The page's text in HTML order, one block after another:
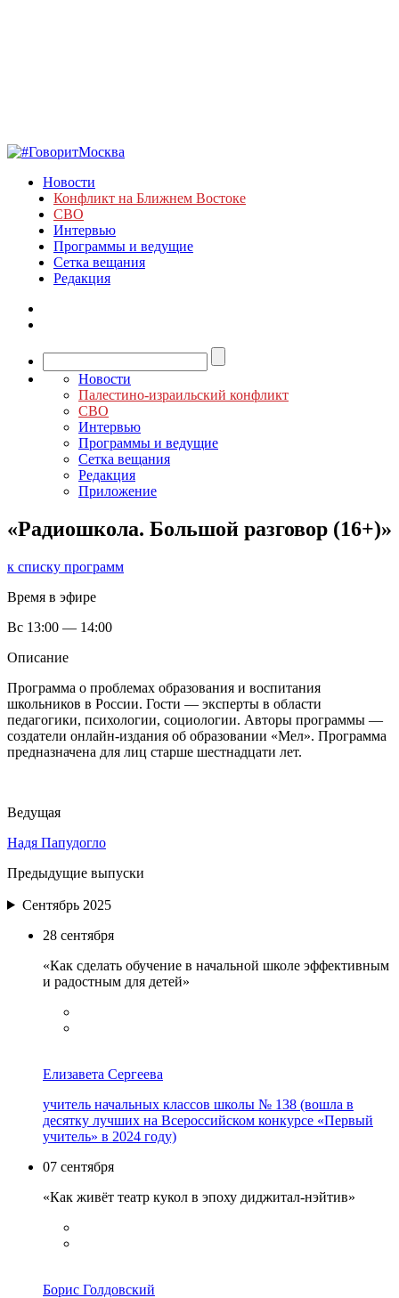
Новости
Конфликт на Ближнем Востоке
СВО
Интервью
Программы и ведущие
Сетка вещания
Редакция
Новости
Палестино-израильский конфликт
СВО
Интервью
Программы и ведущие
Сетка вещания
Редакция
Приложение
«Радиошкола. Большой разговор (16+)»
к списку программ
Время в эфире
Вс 13:00 — 14:00
Описание
Программа о проблемах образования и воспитания
школьников в России. Гости — эксперты в области
педагогики, психологии, социологии. Авторы программы —
создатели онлайн-издания об образовании «Мел». Программа
предназначена для лиц старше шестнадцати лет.
Ведущая
Надя Папудогло
Предыдущие выпуски
Сентябрь 2025
28 сентября
«Как сделать обучение в начальной школе эффективным
и радостным для детей»
Елизавета Сергеева
учитель начальных классов школы № 138 (вошла в
десятку лучших на Всероссийском конкурсе «Первый
учитель» в 2024 году)
07 сентября
«Как живёт театр кукол в эпоху диджитал-нэйтив»
Борис Голдовский